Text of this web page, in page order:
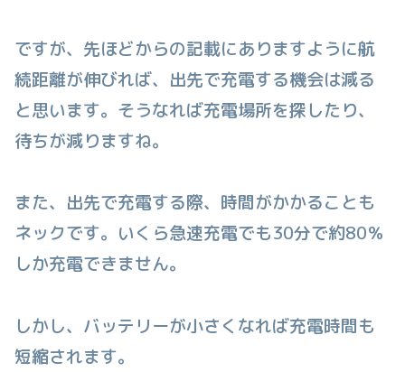
ですが、先ほどからの記載にありますように航
続距離が伸びれば、出先で充電する機会は減る
と思います。そうなれば充電場所を探したり、
待ちが減りますね。
また、出先で充電する際、時間がかかることも
ネックです。いくら急速充電でも30分で約80％
しか充電できません。
しかし、バッテリーが小さくなれば充電時間も
短縮されます。